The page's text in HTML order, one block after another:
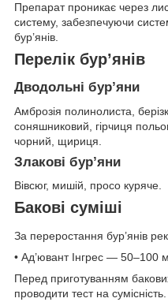
Препарат проникає через
систему, забезпечуючи
бур’янів.
Перелік бур’янів
Дводольні бур’яни
Амброзія полинолиста,
соняшниковий, гірчиця
чорний, щириця.
Злакові бур’яни
Вівсюг, мишій, просо куряче.
Бакові суміші
За переростання бур’янів
• Ад’ювант Інгрес — 50–100
Перед приготуванням
проводити тест на сумісність.